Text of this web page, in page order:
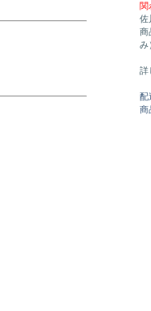
関
佐
商
み
詳
配
商